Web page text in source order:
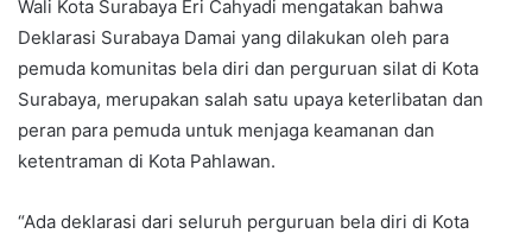
Wali Kota Surabaya Eri Cahyadi mengatakan bahwa
Deklarasi Surabaya Damai yang dilakukan oleh para
pemuda komunitas bela diri dan perguruan silat di Kota
Surabaya, merupakan salah satu upaya keterlibatan dan
peran para pemuda untuk menjaga keamanan dan
ketentraman di Kota Pahlawan.
“Ada deklarasi dari seluruh perguruan bela diri di Kota